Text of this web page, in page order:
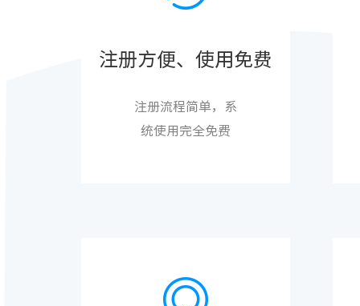
注册方便、使用免费
注册流程简单，系
统使用完全免费